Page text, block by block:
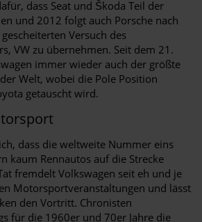
dass Seat und Škoda Teil der
und 2012 folgt auch Porsche nach
Versuch des
VW zu übernehmen. Seit dem 21.
immer wieder auch der größte
Welt, wobei die Pole Position
getauscht wird.
dass die weltweite Nummer eins
kaum Rennautos auf die Strecke
fremdelt Volkswagen seit eh und je
Motorsportveranstaltungen und lässt
den Vortritt. Chronisten
für die 1960er und 70er Jahre die